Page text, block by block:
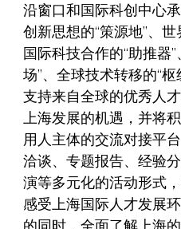
沿窗口和国际科创中心
创新思想的“策源地”、世
国际科技合作的“助推器
场”、全球技术转移的“
支持来自全球的优秀人
上海发展的机遇，并将
用人主体的交流对接平
洽谈、专题报告、经验
演等多元化的活动形式
感受上海国际人才发展